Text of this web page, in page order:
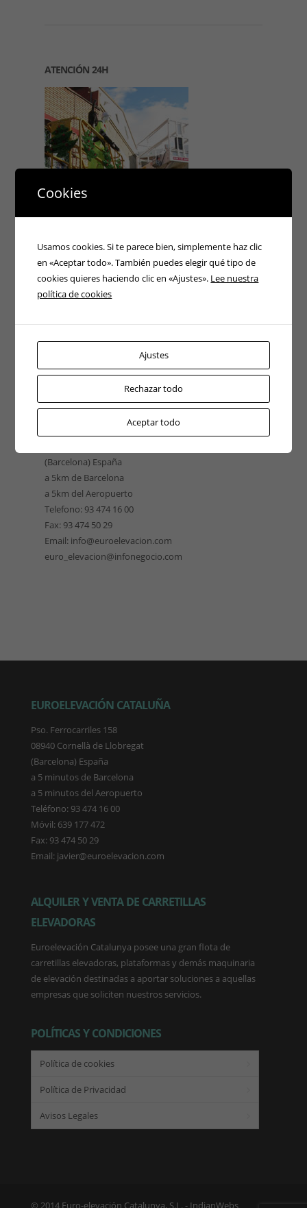
ATENCIÓN 24H
EUROELEVACIÓN CATALUÑA
(Barcelona) España
a 5km de Barcelona
a 5km del Aeropuerto
Telefono: 93 474 16 00
Fax: 93 474 50 29
Email: info@euroelevacion.com
euro_elevacion@infonegocio.com
EUROELEVACIÓN CATALUÑA
Pso. Ferrocarriles 158
08940 Cornellà de Llobregat
(Barcelona) España
a 5 minutos de Barcelona
a 5 minutos del Aeropuerto
Teléfono: 93 474 16 00
Móvil: 639 177 472
Fax: 93 474 50 29
Email: javier@euroelevacion.com
ALQUILER Y VENTA DE CARRETILLAS
ELEVADORAS
Euroelevación Catalunya posee una gran flota de
carretillas elevadoras, plataformas y demás maquinaria
de elevación destinadas a aportar soluciones a aquellas
empresas que soliciten nuestros servicios.
POLÍTICAS Y CONDICIONES
Política de cookies
Política de Privacidad
Avisos Legales
Cookies
Usamos cookies. Si te parece bien, simplemente haz clic
en «Aceptar todo». También puedes elegir qué tipo de
cookies quieres haciendo clic en «Ajustes». Lee nuestra
política de cookies
Ajustes
Rechazar todo
Aceptar todo